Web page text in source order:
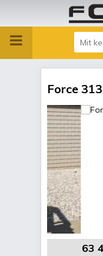
Force
63